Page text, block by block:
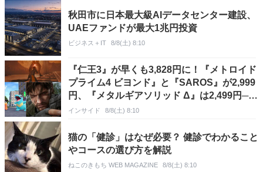
秋田市に日本最大級AIデータセンター建設、
UAEファンドが最大1兆円投資
ビジネス＋IT 8/8(土) 8:10
『仁王3』が早くも3,828円に！『メトロイド
プライム4 ビヨンド』と『SAROS』が2,999
円、『メタルギアソリッド Δ』は2,499円─ゲ
オ店舗＆ストアのゲームセールは8月8日から
インサイド 8/8(土) 8:10
猫の「健診」はなぜ必要？ 健診でわかること
やコースの選び方を解説
ねこのきもち WEB MAGAZINE 8/8(土) 8:10